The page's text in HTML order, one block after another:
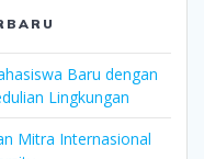
Baru dengan
Lingkungan
Mitra Internasional